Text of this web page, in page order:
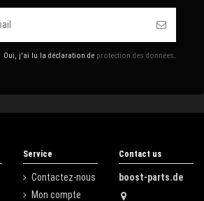
Oui, j'ai lu la déclaration de protection des données
Service
Contactez-nous
Mon compte
Contact us
boost-parts.de